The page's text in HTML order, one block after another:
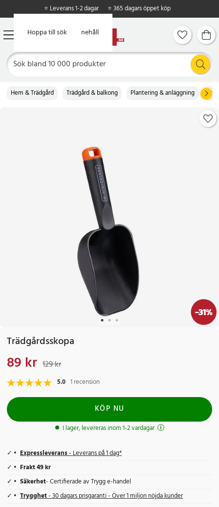
Hoppa till huvudinnehåll
Hoppa till sök
⭐ Leverans 1-2 dagar ⭐ 365 dagars öppet köp
Hem & Trädgård Trädgård & balkong Plantering & anläggning
-31%
Trädgårdsskopa
Nuvarande pris
89 kr 129 kr
5.0 1 recension
KÖP NU
I lager, levereras inom 1-2 vardagar
Expressleverans- Leverans på 1 dag*
Frakt 49 kr
Säkerhet- Certifierade av Trygg e-handel
Trygghet- 30 dagars prisgaranti - Över 1 miljon nöjda kunder